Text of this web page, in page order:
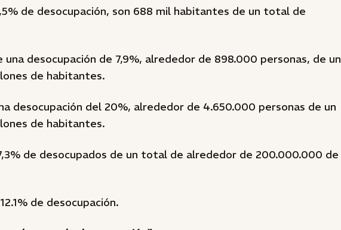
de desocupación, son 688 mil habitantes de un total de
desocupación de 7,9%, alrededor de 898.000 personas, de un
de habitantes.
desocupación del 20%, alrededor de 4.650.000 personas de un
de habitantes.
de desocupados de un total de alrededor de 200.000.000 de
de desocupación.